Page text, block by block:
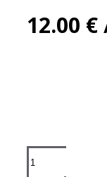
12.00 €